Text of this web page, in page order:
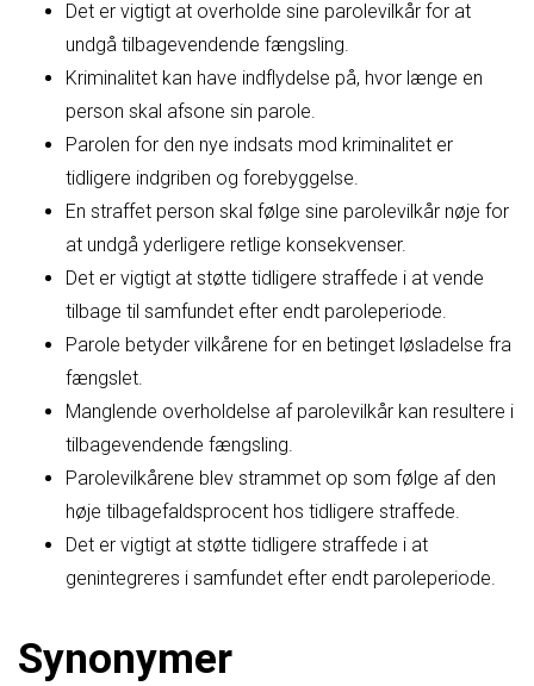
Det er vigtigt at overholde sine parolevilkår for at
undgå tilbagevendende fængsling.
Kriminalitet kan have indflydelse på, hvor længe en
person skal afsone sin parole.
Parolen for den nye indsats mod kriminalitet er
tidligere indgriben og forebyggelse.
En straffet person skal følge sine parolevilkår nøje for
at undgå yderligere retlige konsekvenser.
Det er vigtigt at støtte tidligere straffede i at vende
tilbage til samfundet efter endt paroleperiode.
Parole betyder vilkårene for en betinget løsladelse fra
fængslet.
Manglende overholdelse af parolevilkår kan resultere i
tilbagevendende fængsling.
Parolevilkårene blev strammet op som følge af den
høje tilbagefaldsprocent hos tidligere straffede.
Det er vigtigt at støtte tidligere straffede i at
genintegreres i samfundet efter endt paroleperiode.
Synonymer